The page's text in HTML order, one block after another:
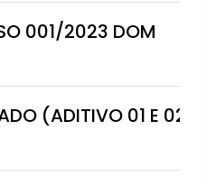
001/2023 DOM
(ADITIVO 01 E 02)